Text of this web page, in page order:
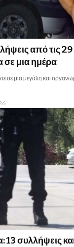
από τις
σε μια ημέρα
μια μεγάλη και
13 συλλήψεις